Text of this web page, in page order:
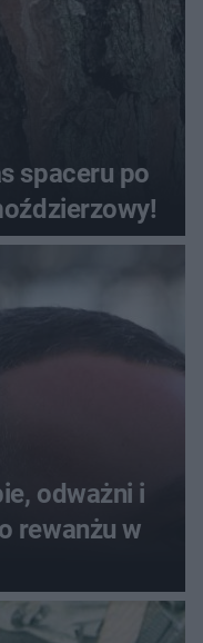
spaceru po
moździerzowy!
odważni i
rewanżu w